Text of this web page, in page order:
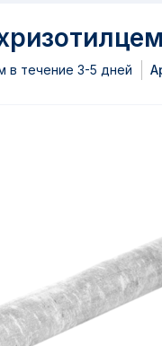
в течение 3-5 дней